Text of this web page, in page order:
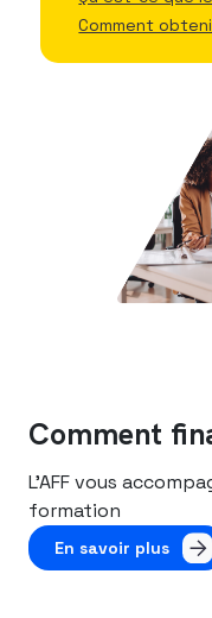
Comment
Comment
L’AFF vous
formation
En savoir plus